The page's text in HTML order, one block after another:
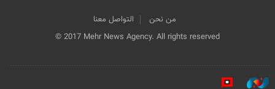
من نحن
التواصل معنا
© 2017 Mehr News Agency. All rights reserved